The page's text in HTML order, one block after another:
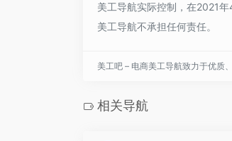
美工导航实际控制，在2021
美工导航不承担任何责任。
美工吧 – 电商美工导航致力于优质
相关导航